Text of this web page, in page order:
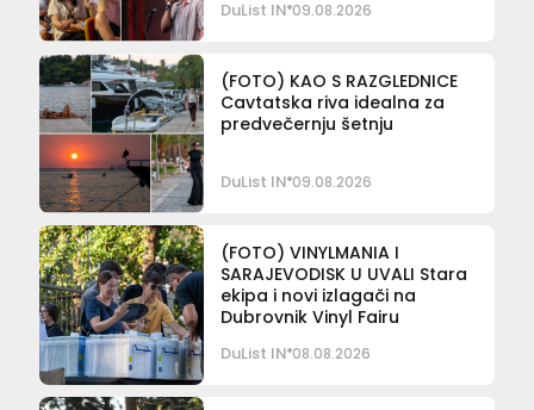
DuList IN 09.08.2026
(FOTO) KAO S RAZGLEDNICE
Cavtatska riva idealna za
predvečernju šetnju
DuList IN 09.08.2026
(FOTO) VINYLMANIA I
SARAJEVODISK U UVALI Stara
ekipa i novi izlagači na
Dubrovnik Vinyl Fairu
DuList IN 08.08.2026